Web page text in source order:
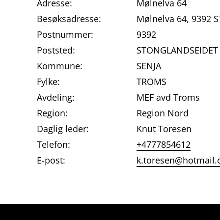
Adresse:
Mølnelva 64
Besøksadresse:
Mølnelva 64, 9392
Postnummer:
9392
Poststed:
STONGLANDSEIDET
Kommune:
SENJA
Fylke:
TROMS
Avdeling:
MEF avd Troms
Region:
Region Nord
Daglig leder:
Knut Toresen
Telefon:
+4777854612
E-post: